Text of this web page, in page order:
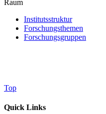
Raum
Institutsstruktur
Forschungsthemen
Forschungsgruppen
Top
Quick Links